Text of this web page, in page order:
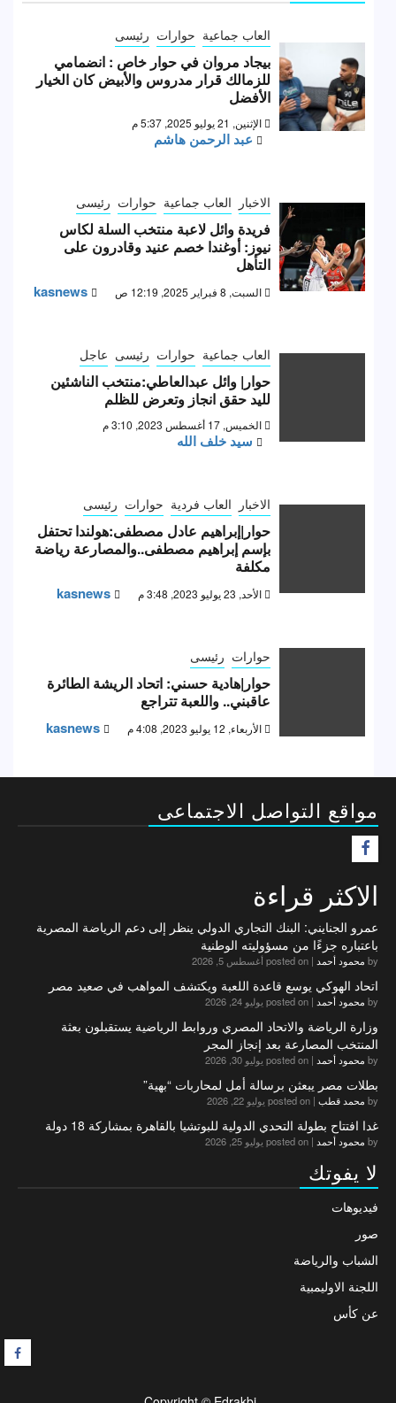
العاب جماعية حوارات رئيسى
بيجاد مروان في حوار خاص : انضمامي
للزمالك قرار مدروس والأبيض كان الخيار
الأفضل
الإثنين, 21 يوليو 2025, 5:37 م
عبد الرحمن هاشم
الاخبار العاب جماعية حوارات رئيسى
فريدة وائل لاعبة منتخب السلة لكاس
نيوز: أوغندا خصم عنيد وقادرون على
التأهل
السبت, 8 فبراير 2025, 12:19 ص kasnews
العاب جماعية حوارات رئيسى عاجل
حوار| وائل عبدالعاطي:منتخب الناشئين
لليد حقق انجاز وتعرض للظلم
الخميس, 17 أغسطس 2023, 3:10 م
سيد خلف الله
الاخبار العاب فردية حوارات رئيسى
حوار|إبراهيم عادل مصطفى:هولندا تحتفل
بإسم إبراهيم مصطفى..والمصارعة رياضة
مكلفة
الأحد, 23 يوليو 2023, 3:48 م kasnews
حوارات رئيسى
حوار|هادية حسني: اتحاد الريشة الطائرة
عاقبني.. واللعبة تتراجع
الأربعاء, 12 يوليو 2023, 4:08 م kasnews
مواقع التواصل الاجتماعى
الاكثر قراءة
عمرو الجنايني: البنك التجاري الدولي ينظر إلى دعم الرياضة المصرية
باعتباره جزءًا من مسؤوليته الوطنية
by محمود أحمد | posted on أغسطس 5, 2026
اتحاد الهوكي يوسع قاعدة اللعبة ويكتشف المواهب في صعيد مصر
by محمود أحمد | posted on يوليو 24, 2026
وزارة الرياضة والاتحاد المصري وروابط الرياضية يستقبلون بعثة
المنتخب المصارعة بعد إنجاز المجر
by محمود أحمد | posted on يوليو 30, 2026
بطلات مصر يبعثن برسالة أمل لمحاربات “بهية”
by محمد قطب | posted on يوليو 22, 2026
غدا افتتاح بطولة التحدي الدولية للبوتشيا بالقاهرة بمشاركة 18 دولة
by محمود أحمد | posted on يوليو 25, 2026
لا يفوتك
فيديوهات
صور
الشباب والرياضة
اللجنة الاوليمبية
عن كأس
F